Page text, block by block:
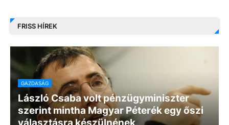
FRISS HÍREK
GAZDASÁG
László Csaba volt pénzügyminiszter
szerint mintha Magyar Péterék egy őszi